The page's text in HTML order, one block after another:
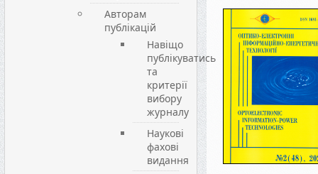
Авторам
публікацій
Навіщо
публікуватись
та
критерії
вибору
журналу
Наукові
фахові
видання